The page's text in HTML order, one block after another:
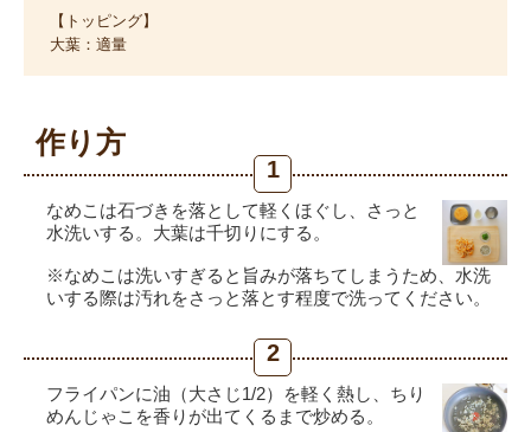
【トッピング】
大葉：適量
作り方
1
なめこは石づきを落として軽くほぐし、さっと
水洗いする。大葉は千切りにする。
※なめこは洗いすぎると旨みが落ちてしまうため、水洗
いする際は汚れをさっと落とす程度で洗ってください。
2
フライパンに油（大さじ1/2）を軽く熱し、ちり
めんじゃこを香りが出てくるまで炒める。